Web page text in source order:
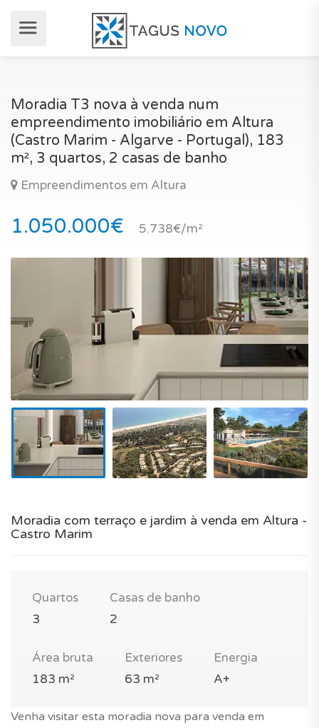
Moradia T3 nova à venda num
empreendimento imobiliário em Altura
(Castro Marim - Algarve - Portugal), 183
m², 3 quartos, 2 casas de banho
Empreendimentos em Altura
1.050.000€ 5.738€/m²
Moradia com terraço e jardim à venda em Altura -
Castro Marim
Quartos
3
Casas de banho
2
Área bruta
183 m²
Exteriores
63 m²
Energia
A+
Venha visitar esta moradia nova para venda em